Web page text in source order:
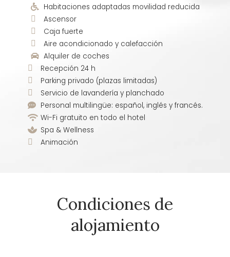
Habitaciones adaptadas movilidad reducida
Ascensor
Caja fuerte
Aire acondicionado y calefacción
Alquiler de coches
Recepción 24 h
Parking privado (plazas limitadas)
Servicio de lavandería y planchado
Personal multilingüe: español, inglés y francés.
Wi-Fi gratuito en todo el hotel
Spa & Wellness
Animación
Condiciones de
alojamiento